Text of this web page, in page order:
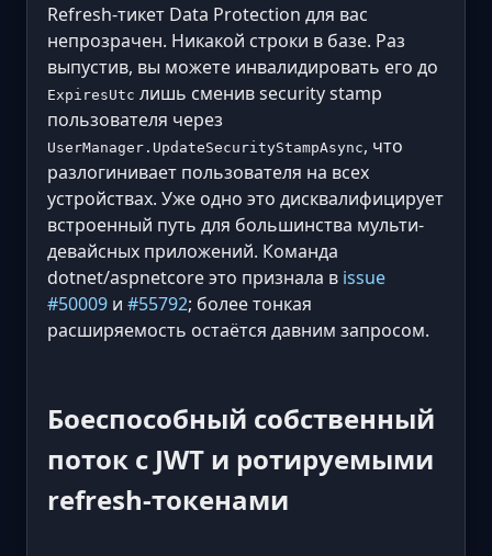
Refresh-тикет Data Protection для вас
непрозрачен. Никакой строки в базе. Раз
выпустив, вы можете инвалидировать его до
ExpiresUtc лишь сменив security stamp
пользователя через
UserManager.UpdateSecurityStampAsync, что
разлогинивает пользователя на всех
устройствах. Уже одно это дисквалифицирует
встроенный путь для большинства мульти-
девайсных приложений. Команда
dotnet/aspnetcore это признала в issue
#50009 и #55792; более тонкая
расширяемость остаётся давним запросом.
Боеспособный собственный
поток с JWT и ротируемыми
refresh-токенами